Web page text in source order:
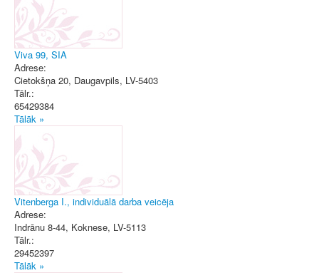
Viva 99, SIA
Adrese:
Cietokšņa 20, Daugavpils, LV-5403
Tālr.:
65429384
Tālāk »
Vitenberga I., individuālā darba veicēja
Adrese:
Indrānu 8-44, Koknese, LV-5113
Tālr.:
29452397
Tālāk »